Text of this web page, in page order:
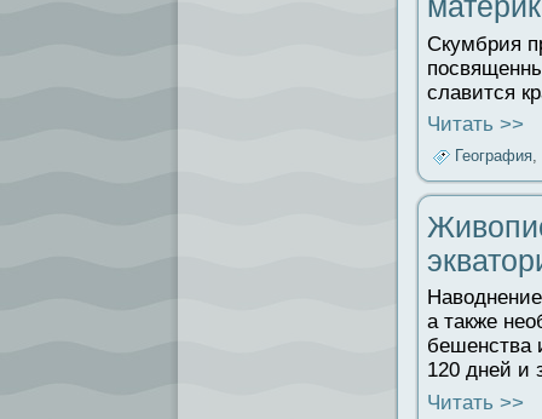
Скумбрия
славится
Читать >>
География,
а также
бешенства
120 дней и
Читать >>